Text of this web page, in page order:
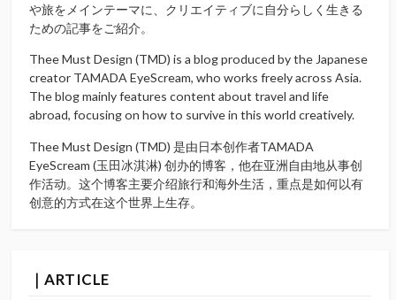
や旅をメインテーマに、クリエイティブに自分らしく生きる
ための記事をご紹介。
Thee Must Design (TMD) is a blog produced by the Japanese
creator TAMADA EyeScream, who works freely across Asia.
The blog mainly features content about travel and life
abroad, focusing on how to survive in this world creatively.
Thee Must Design (TMD) 是由日本创作者TAMADA
EyeScream (玉田冰淇淋) 创办的博客，他在亚洲自由地从事创
作活动。这个博客主要介绍旅行和海外生活，重点是如何以有
创意的方式在这个世界上生存。
｜ARTICLE